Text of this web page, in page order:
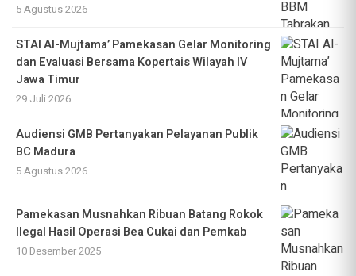
5 Agustus 2026
STAI Al-Mujtama’ Pamekasan Gelar Monitoring
dan Evaluasi Bersama Kopertais Wilayah IV
Jawa Timur
29 Juli 2026
Audiensi GMB Pertanyakan Pelayanan Publik
BC Madura
5 Agustus 2026
Pamekasan Musnahkan Ribuan Batang Rokok
Ilegal Hasil Operasi Bea Cukai dan Pemkab
10 Desember 2025